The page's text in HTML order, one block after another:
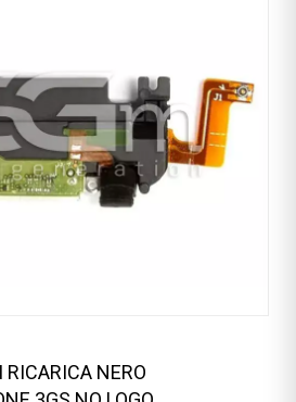
RICARICA NERO